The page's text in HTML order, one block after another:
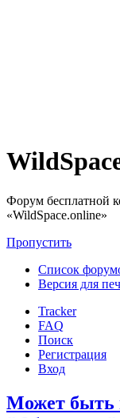
Форум бесплатной
«WildSpace.online»
Пропустить
Список
Версия для
Tracker
FAQ
Поиск
Регистрация
Вход
Может быть